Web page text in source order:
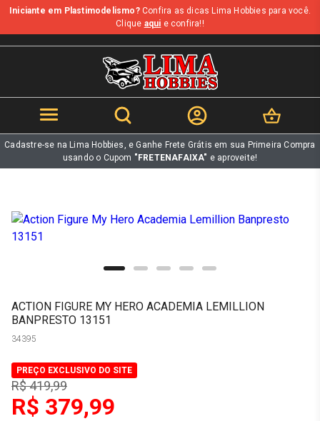
b
Iniciante em Plastimodelismo?Confira as dicas Lima Hobbies para você.
Clique aqui e confira!!
Cadastre-se na Lima Hobbies, e Ganhe Frete Grátis em sua Primeira Compra
usando o Cupom "FRETENAFAIXA" e aproveite!
ACTION FIGURE MY HERO ACADEMIA LEMILLION
BANPRESTO 13151
34395
PREÇO EXCLUSIVO DO SITE
R$ 419,99
R$ 379,99